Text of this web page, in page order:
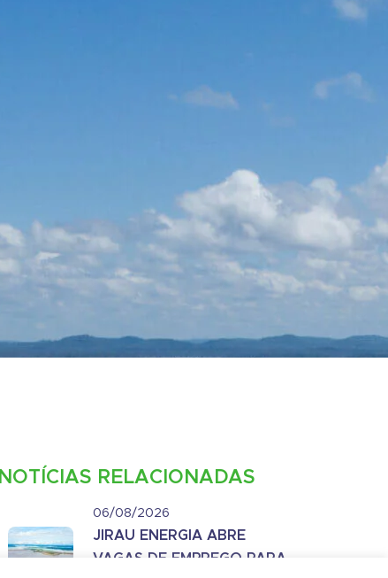
NOTÍCIAS RELACIONADAS
06/08/2026
JIRAU ENERGIA ABRE
VAGAS DE EMPREGO PARA